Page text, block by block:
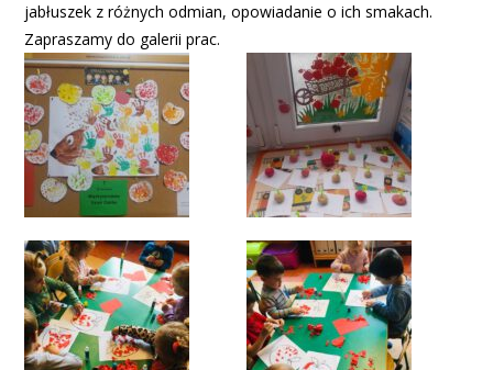
jabłuszek z różnych odmian, opowiadanie o ich smakach.
Zapraszamy do galerii prac.